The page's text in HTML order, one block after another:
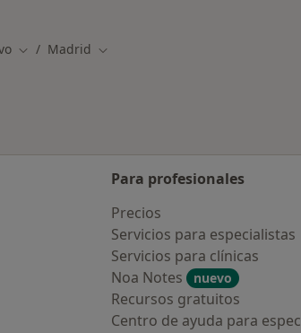
Cambiar de ciudad
Madrid Cambiar de ciudad
Para profesionales
Precios
Servicios para especialistas
Servicios para clínicas
Noa Notes
nuevo
Recursos gratuitos
Centro de ayuda para